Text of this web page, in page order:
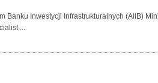
Banku Inwestycji Infrastrukturalnych (AIIB)
...